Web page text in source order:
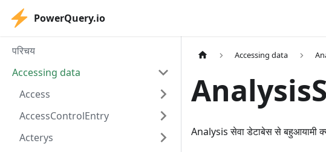
PowerQuery.io
परिचय
Accessing data
Access
AccessControlEntry
Acterys
Accessing data
Analysis सेवा डेटाबेस से बहुआयामी